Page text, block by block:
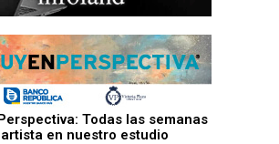
Todas las semanas
en nuestro estudio